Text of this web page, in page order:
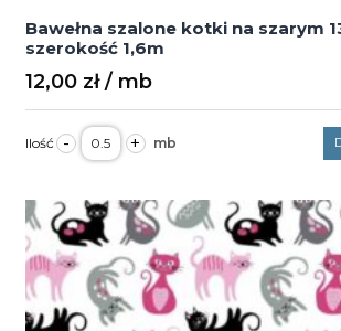
Bawełna szalone kotki na szarym
szerokość 1,6m
12,00 zł
- ilość
Bawełna
szalone
na
szarym
135g/m2
szerokość
1,6m
+